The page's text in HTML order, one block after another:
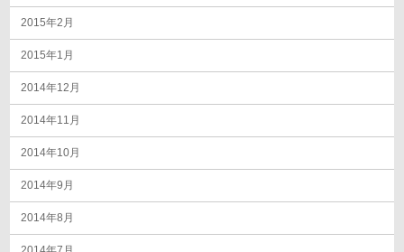
2015年2月
2015年1月
2014年12月
2014年11月
2014年10月
2014年9月
2014年8月